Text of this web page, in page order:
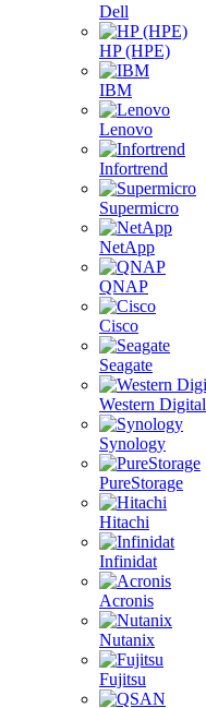
Dell
HP (HPE)
IBM
Lenovo
Infortrend
Supermicro
NetApp
QNAP
Cisco
Seagate
Western Digital
Synology
PureStorage
Hitachi
Infinidat
Acronis
Nutanix
Fujitsu